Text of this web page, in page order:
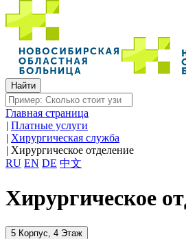
Главная страница
| Платные услуги
| Хирургическая служба
| Хирургическое отделение
RU EN DE 中文
Хирургическое
5 Корпус, 4 Этаж